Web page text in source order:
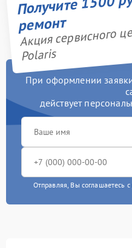
ремонт
Акция сервисного
Polaris
При оформлении
действует
Отправляя, Вы соглашаетесь с